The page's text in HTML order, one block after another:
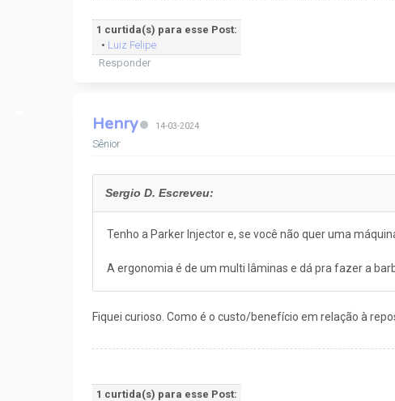
1 curtida(s) para esse Post:
• Luiz Felipe
Responder
Henry 14-03-2024
Sênior
Sergio D. Escreveu:
Tenho a Parker Injector e, se você não quer uma
A ergonomia é de um multi lâminas e dá pra fazer a
Fiquei curioso. Como é o custo/benefício em relação à
1 curtida(s) para esse Post: